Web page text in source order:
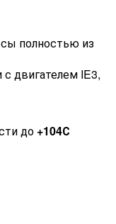
полностью из
двигателем IE3,
до +104С